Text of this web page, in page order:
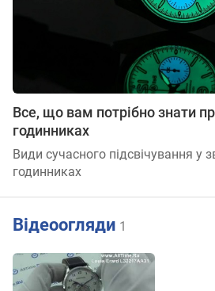
Все, що вам потрібно знати
годинниках
Види сучасного підсвічування у
годинниках
Відеоогляди 1